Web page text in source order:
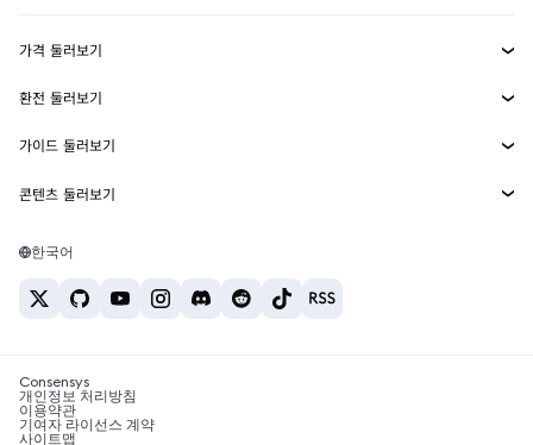
MetaMask Connect
Snaps
웹3 서비스
보안
고객 지원
채용
가격 둘러보기
이더리움 가격
솔라나 가격
테더 가격
환전 둘러보기
ETH를 USD로 환전
USDT를 INR로 환전
BTC를 INR로 환전
ETH를 USDT로 환전
가이드 둘러보기
ETH 매수
USDT 매수
SHIB 매수
BNB 매수
콘텐츠 둘러보기
솔라나 지갑
암호화폐 세금 뉴스
암호화폐 매수 방법
한국어
Consensys
개인정보 처리방침
이용약관
기여자 라이선스 계약
사이트맵